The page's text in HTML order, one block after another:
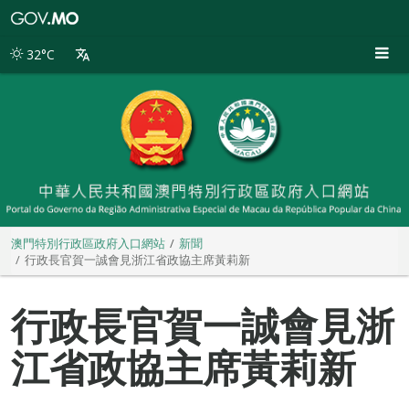
別
32°C
澳門特別行政區政府入口網站
新聞
行政長官賀一誠會見浙江省政協主席黃莉新
行政長官賀一誠會見浙
江省政協主席黃莉新